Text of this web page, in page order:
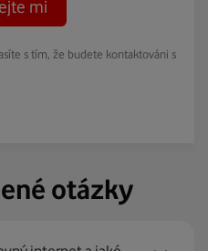
mi
s tím, že budete kontaktováni s
otázky